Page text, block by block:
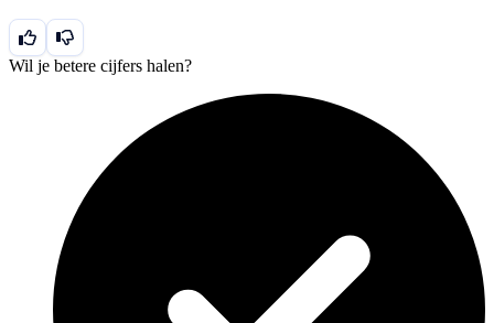
Wil je betere cijfers halen?